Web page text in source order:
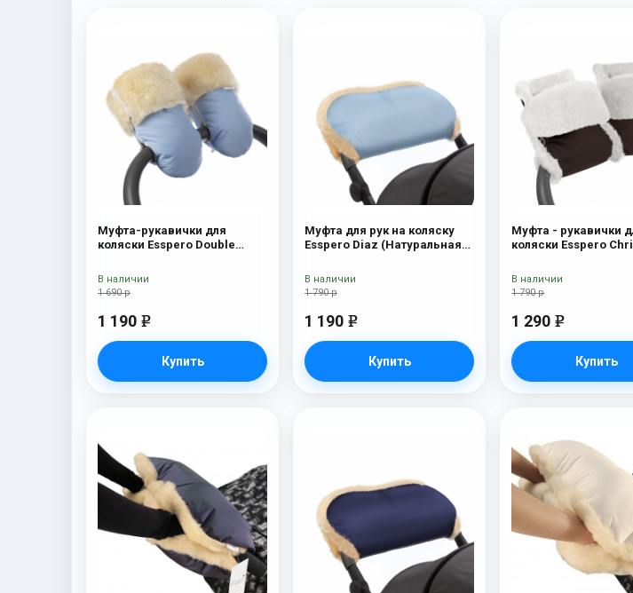
Муфта-рукавички для
коляски Esspero Double
Mountain
1 690 р
1 190 e
Купить
В наличии
Муфта для рук на коляску
Esspero Diaz (Натуральная
1 790 р
1 190 e
Купить
В наличии
Муфта - рукавички
коляски Esspero
Chocolat
1 790 р
1 290 e
Купить
В наличии